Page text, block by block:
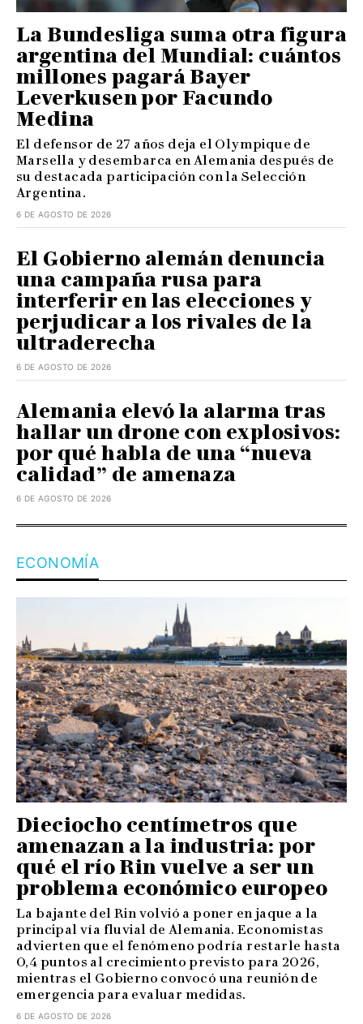
La Bundesliga suma otra figura
argentina del Mundial: cuántos
millones pagará Bayer
Leverkusen por Facundo
Medina
El defensor de 27 años deja el Olympique de
Marsella y desembarca en Alemania después de
su destacada participación con la Selección
Argentina.
6 DE AGOSTO DE 2026
El Gobierno alemán denuncia
una campaña rusa para
interferir en las elecciones y
perjudicar a los rivales de la
ultraderecha
6 DE AGOSTO DE 2026
Alemania elevó la alarma tras
hallar un drone con explosivos:
por qué habla de una “nueva
calidad” de amenaza
6 DE AGOSTO DE 2026
ECONOMÍA
Dieciocho centímetros que
amenazan a la industria: por
qué el río Rin vuelve a ser un
problema económico europeo
La bajante del Rin volvió a poner en jaque a la
principal vía fluvial de Alemania. Economistas
advierten que el fenómeno podría restarle hasta
0,4 puntos al crecimiento previsto para 2026,
mientras el Gobierno convocó una reunión de
emergencia para evaluar medidas.
6 DE AGOSTO DE 2026